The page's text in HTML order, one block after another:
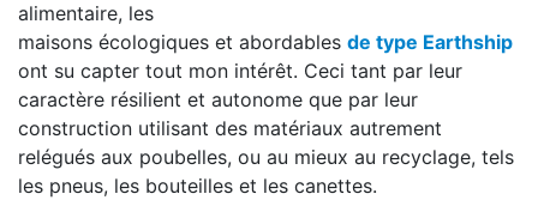
alimentaire, les
maisons écologiques et abordables de type Earthship
ont su capter tout mon intérêt. Ceci tant par leur
caractère résilient et autonome que par leur
construction utilisant des matériaux autrement
relégués aux poubelles, ou au mieux au recyclage, tels
les pneus, les bouteilles et les canettes.